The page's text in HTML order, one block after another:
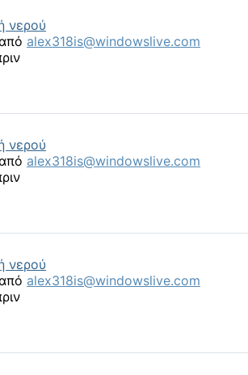
νερού
alex318is@windowslive.com
νερού
alex318is@windowslive.com
νερού
alex318is@windowslive.com